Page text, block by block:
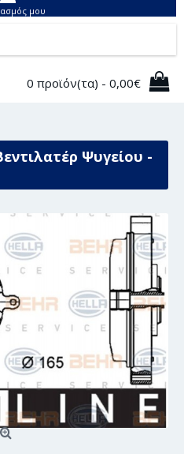
μου
0 προϊόν(τα) - 0,00€
Ψυγείου -